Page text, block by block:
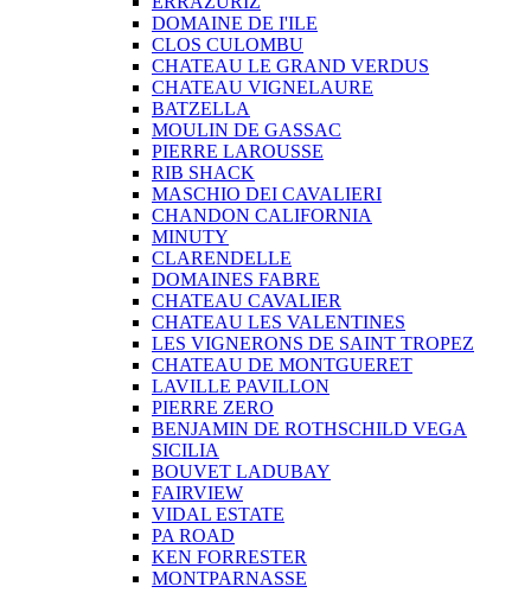
DOMAINE DE I'ILE
CLOS CULOMBU
CHATEAU LE GRAND VERDUS
CHATEAU VIGNELAURE
BATZELLA
MOULIN DE GASSAC
PIERRE LAROUSSE
RIB SHACK
MASCHIO DEI CAVALIERI
CHANDON CALIFORNIA
MINUTY
CLARENDELLE
DOMAINES FABRE
CHATEAU CAVALIER
CHATEAU LES VALENTINES
LES VIGNERONS DE SAINT TROPEZ
CHATEAU DE MONTGUERET
LAVILLE PAVILLON
PIERRE ZERO
BENJAMIN DE ROTHSCHILD VEGA
SICILIA
BOUVET LADUBAY
FAIRVIEW
VIDAL ESTATE
PA ROAD
KEN FORRESTER
MONTPARNASSE